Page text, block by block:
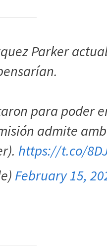
Parker
para poder
admite
https://t.co/
February 15,